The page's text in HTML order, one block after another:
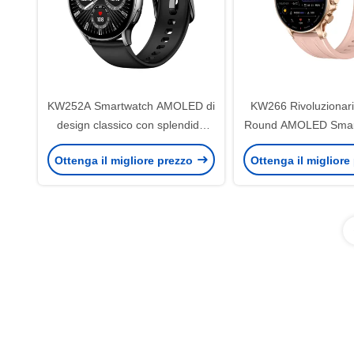
KW252A Smartwatch AMOLED di
design classico con splendido
display a 60Hz, monitoraggio del
sonno 24 ore su 24, 24 ore su 7,
Ottenga il migliore prezzo
KW266
Round AMOLED
chiamata Bluetooth
avanzati
Ottenga il migliore